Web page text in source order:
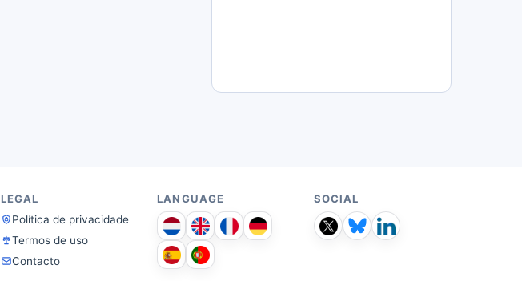
LEGAL
Política de privacidade
Termos de uso
Contacto
LANGUAGE SOCIAL